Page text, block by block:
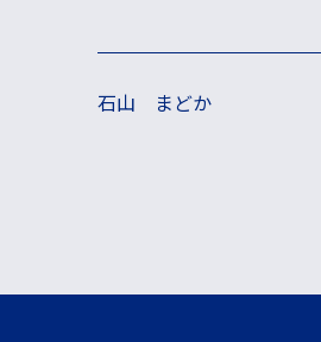
投稿ナビゲーション
石山 まどか